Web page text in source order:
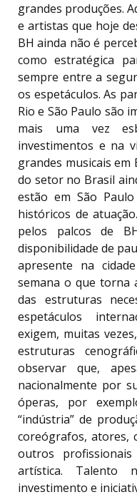
grandes produções.
e artistas que hoje
BH ainda não é
como estratégica
sempre entre a
os espetáculos. As
Rio e São Paulo são
mais uma vez
investimentos e na
grandes musicais em
do setor no Brasil
estão em São
históricos de
pelos palcos de
disponibilidade de
apresente na
semana o que torna
das estruturas
espetáculos
exigem, muitas
estruturas
observar que,
nacionalmente por
óperas, por
“indústria” de
coreógrafos, atores,
outros
artística.
investimento e